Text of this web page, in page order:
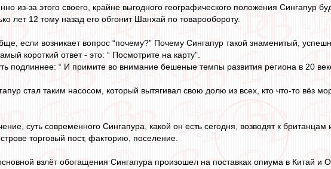
из-за этого своего, крайне выгодного географического положения Сингапур
лет 12 тому назад его обгонит Шанхай по товарообороту.
если возникает вопрос “почему?” Почему Сингапур такой знаменитый,
короткий ответ - это: “ Посмотрите на карту”.
подлиннее: “ И примите во внимание бешеные темпы развития региона в 20
стал таким насосом, который вытягивал свою долю из всех, кто что-то вёз
суть современного Сингапура, какой он есть сегодня, возводят к
торговый пост, факторию, поселение.
взлёт обогащения Сингапура произошел на поставках опиума в Китай и